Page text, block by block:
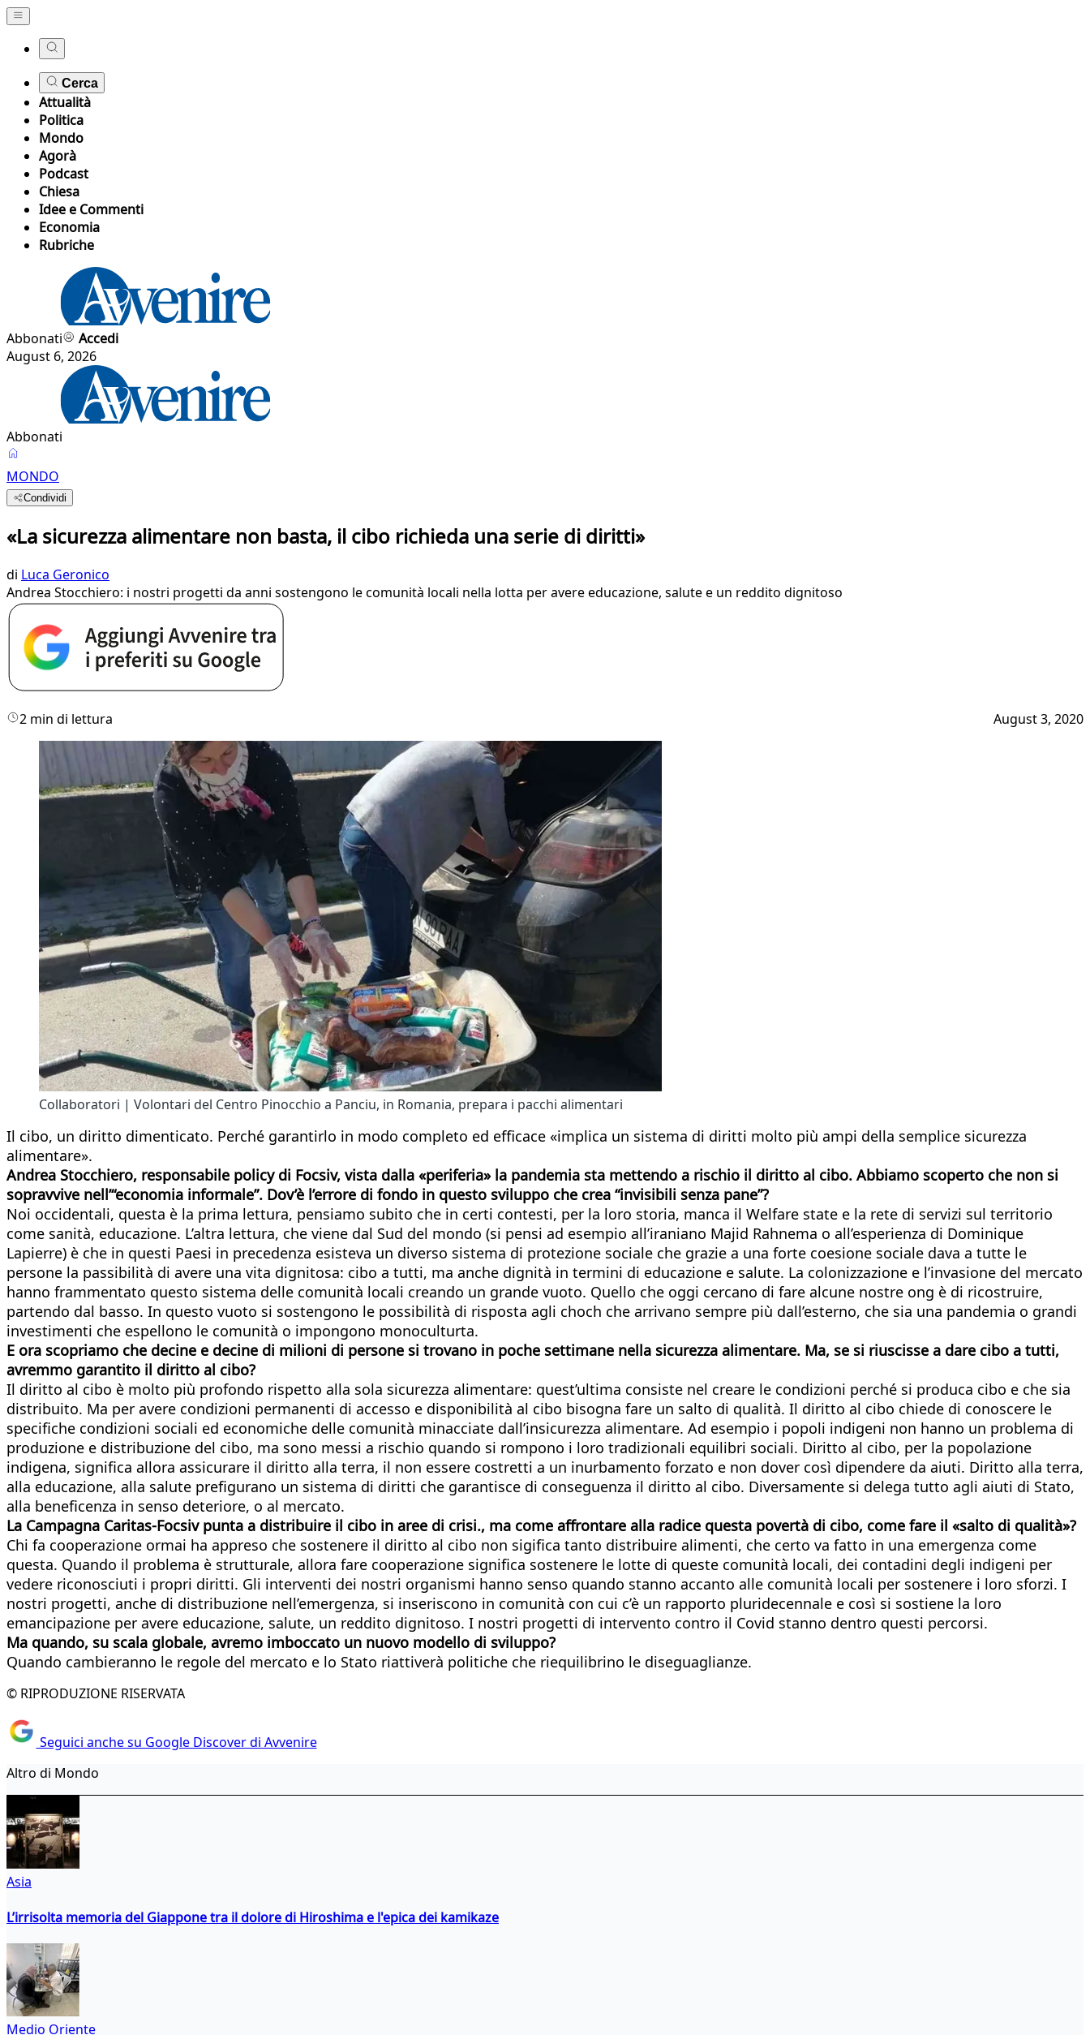
Cerca
Attualità
Politica
Mondo
Agorà
Podcast
Chiesa
Idee e Commenti
Economia
Rubriche
Abbonati
Accedi
August 6, 2026
Abbonati
MONDO
Condividi
«La sicurezza alimentare non basta, il cibo richieda una serie di diritti»
di Luca Geronico
Andrea Stocchiero: i nostri progetti da anni sostengono le comunità locali nella lotta per avere educazione, salute e un reddito dignitoso
2 min di lettura August 3, 2020
Collaboratori | Volontari del Centro Pinocchio a Panciu, in Romania, prepara i pacchi alimentari
Il cibo, un diritto dimenticato. Perché garantirlo in modo completo ed efficace «implica un sistema di diritti molto più ampi della semplice sicurezza
alimentare».
Andrea Stocchiero, responsabile policy di Focsiv, vista dalla «periferia» la pandemia sta mettendo a rischio il diritto al cibo. Abbiamo scoperto che non si
sopravvive nell’“economia informale”. Dov’è l’errore di fondo in questo sviluppo che crea “invisibili senza pane”?
Noi occidentali, questa è la prima lettura, pensiamo subito che in certi contesti, per la loro storia, manca il Welfare state e la rete di servizi sul territorio
come sanità, educazione. L’altra lettura, che viene dal Sud del mondo (si pensi ad esempio all’iraniano Majid Rahnema o all’esperienza di Dominique
Lapierre) è che in questi Paesi in precedenza esisteva un diverso sistema di protezione sociale che grazie a una forte coesione sociale dava a tutte le
persone la passibilità di avere una vita dignitosa: cibo a tutti, ma anche dignità in termini di educazione e salute. La colonizzazione e l’invasione del mercato
hanno frammentato questo sistema delle comunità locali creando un grande vuoto. Quello che oggi cercano di fare alcune nostre ong è di ricostruire,
partendo dal basso. In questo vuoto si sostengono le possibilità di risposta agli choch che arrivano sempre più dall’esterno, che sia una pandemia o grandi
investimenti che espellono le comunità o impongono monoculturta.
E ora scopriamo che decine e decine di milioni di persone si trovano in poche settimane nella sicurezza alimentare. Ma, se si riuscisse a dare cibo a tutti,
avremmo garantito il diritto al cibo?
Il diritto al cibo è molto più profondo rispetto alla sola sicurezza alimentare: quest’ultima consiste nel creare le condizioni perché si produca cibo e che sia
distribuito. Ma per avere condizioni permanenti di accesso e disponibilità al cibo bisogna fare un salto di qualità. Il diritto al cibo chiede di conoscere le
specifiche condizioni sociali ed economiche delle comunità minacciate dall’insicurezza alimentare. Ad esempio i popoli indigeni non hanno un problema di
produzione e distribuzione del cibo, ma sono messi a rischio quando si rompono i loro tradizionali equilibri sociali. Diritto al cibo, per la popolazione
indigena, significa allora assicurare il diritto alla terra, il non essere costretti a un inurbamento forzato e non dover così dipendere da aiuti. Diritto alla terra,
alla educazione, alla salute prefigurano un sistema di diritti che garantisce di conseguenza il diritto al cibo. Diversamente si delega tutto agli aiuti di Stato,
alla beneficenza in senso deteriore, o al mercato.
La Campagna Caritas-Focsiv punta a distribuire il cibo in aree di crisi., ma come affrontare alla radice questa povertà di cibo, come fare il «salto di qualità»?
Chi fa cooperazione ormai ha appreso che sostenere il diritto al cibo non sigifica tanto distribuire alimenti, che certo va fatto in una emergenza come
questa. Quando il problema è strutturale, allora fare cooperazione significa sostenere le lotte di queste comunità locali, dei contadini degli indigeni per
vedere riconosciuti i propri diritti. Gli interventi dei nostri organismi hanno senso quando stanno accanto alle comunità locali per sostenere i loro sforzi. I
nostri progetti, anche di distribuzione nell’emergenza, si inseriscono in comunità con cui c’è un rapporto pluridecennale e così si sostiene la loro
emancipazione per avere educazione, salute, un reddito dignitoso. I nostri progetti di intervento contro il Covid stanno dentro questi percorsi.
Ma quando, su scala globale, avremo imboccato un nuovo modello di sviluppo?
Quando cambieranno le regole del mercato e lo Stato riattiverà politiche che riequilibrino le diseguaglianze.
© RIPRODUZIONE RISERVATA
Seguici anche su Google Discover di Avvenire
Altro di Mondo
Asia
L’irrisolta memoria del Giappone tra il dolore di Hiroshima e l'epica dei kamikaze
Medio Oriente